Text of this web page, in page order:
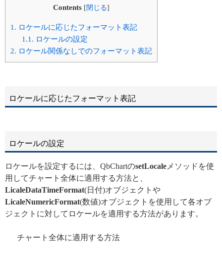
Contents [閉じる]
1. ロケールに応じたフォーマット表記
1.1. ロケールの設定
2. ロケール関係なしでのフォーマット表記
ロケールに応じたフォーマット表記
ロケールの設定
ロケールを設定するには、QbChartのsetLocale メソッドを使
用してチャート全体に適用する方法と、
LicaleDataTimeFormat(日付)オブジェクトや
LicaleNumericFormat(数値)オブジェクトを使用して各オブ
ジェクトに対してロケールを適用する方法があります。
チャート全体に適用する方法